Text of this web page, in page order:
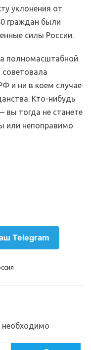
уклонения от
граждан были
силы России.
полномасштабной
советовала
и ни в коем случае
Кто-нибудь
тогда не станете
или непоправимо
Telegram